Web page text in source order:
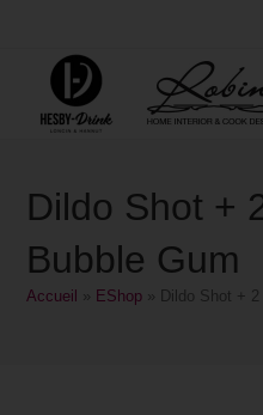
Dildo Shot +
Bubble Gum
Accueil EShop Dildo Shot +